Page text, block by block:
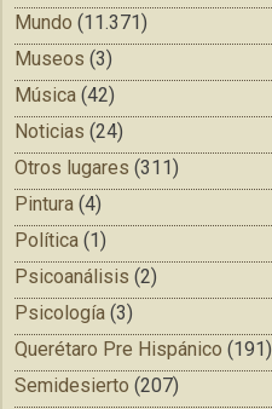
Mundo (11.371)
Museos (3)
Música (42)
Noticias (24)
Otros lugares (311)
Pintura (4)
Política (1)
Psicoanálisis (2)
Psicología (3)
Querétaro Pre Hispánico (191)
Semidesierto (207)